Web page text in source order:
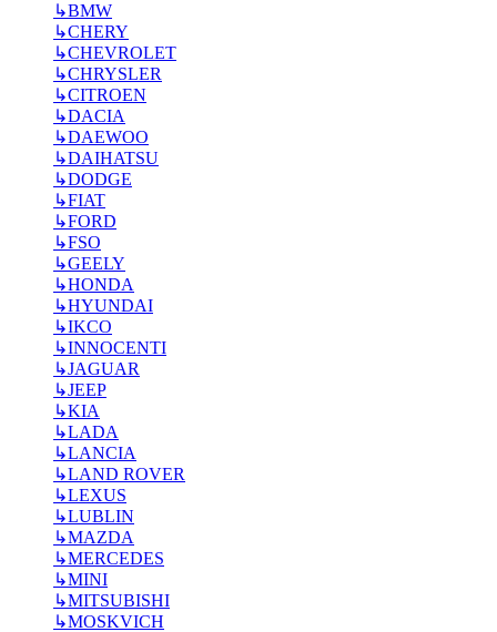
↳BMW
↳CHERY
↳CHEVROLET
↳CHRYSLER
↳CITROEN
↳DACIA
↳DAEWOO
↳DAIHATSU
↳DODGE
↳FIAT
↳FORD
↳FSO
↳GEELY
↳HONDA
↳HYUNDAI
↳IKCO
↳INNOCENTI
↳JAGUAR
↳JEEP
↳KIA
↳LADA
↳LANCIA
↳LAND ROVER
↳LEXUS
↳LUBLIN
↳MAZDA
↳MERCEDES
↳MINI
↳MITSUBISHI
↳MOSKVICH